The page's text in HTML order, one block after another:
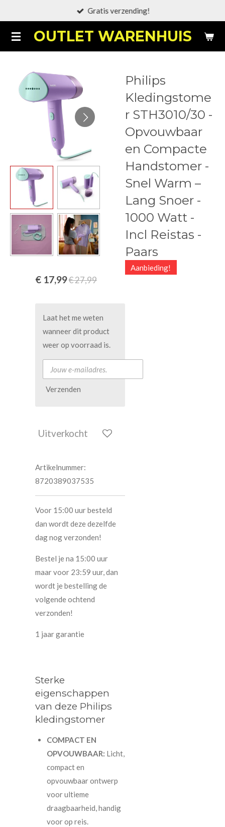
naar
de
OUTLET WARENHUIS
Gratis verzending!
Philips
Kledingstome
r STH3010/30 -
Opvouwbaar
en Compacte
Handstomer -
Snel Warm –
Lang Snoer -
1000 Watt -
Incl Reistas -
Paars
Aanbieding!
€ 17,99€ 27,99
Laat het me weten
wanneer dit product
weer op voorraad is.
Verzenden
Uitverkocht
Artikelnummer:
8720389037535
Voor 15:00 uur besteld
dan wordt deze dezelfde
dag nog verzonden!
Bestel je na 15:00 uur
maar voor 23:59 uur, dan
wordt je bestelling de
volgende ochtend
verzonden!
1 jaar garantie
Sterke
eigenschappen
van deze Philips
kledingstomer
COMPACT EN
OPVOUWBAAR: Licht,
compact en
opvouwbaar ontwerp
voor ultieme
draagbaarheid, handig
voor op reis.